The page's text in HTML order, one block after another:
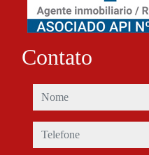
Contato
nome
telefone